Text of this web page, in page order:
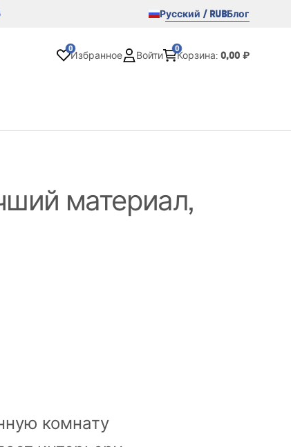
Русский / RUBБлог
0
Избранное Войти
0
Корзина: 0,00 ₽
материал,
комнату